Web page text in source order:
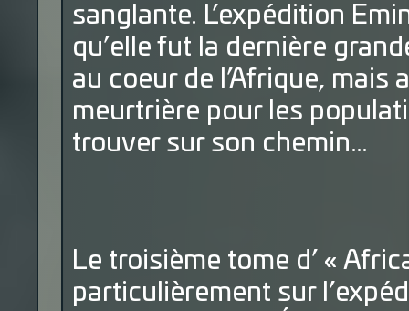
sanglante. L’expédition
qu’elle fut la dernière
au coeur de l’Afrique, mais
meurtrière pour les
trouver sur son chemin…
Le troisième tome d’ «
particulièrement sur